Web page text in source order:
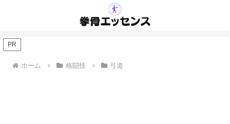
PR
ホーム 格闘技 弓道